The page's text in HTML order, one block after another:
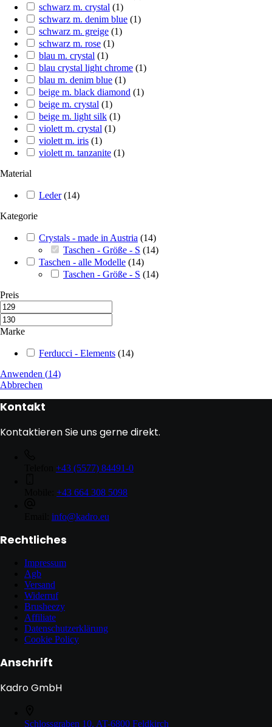
schwarz m. crystal (1)
schwarz m. denim blue (1)
schwarz m. greige (1)
schwarz m. rose (1)
blau m. crystal (1)
blau crystal light chrome (1)
blau m. denim blue (1)
beige m. black diamond (1)
beige m. crystal (1)
beige m. light silk (1)
violett m. crystal (1)
violett m. iris (1)
violett m. tanzanite (1)
Material
Leder (14)
Kategorie
Crystals - made in Austria (14)
Taschen - Größe - S (14)
Taschen - alle Modelle (14)
Taschen - Größe - S (14)
Preis
Marke
Ferducci - Elements (14)
Anwenden (14)
Abbrechen
Kontakt
Kontaktieren Sie uns gerne direkt.
+43 (5577) 84491-0
+43 664 308 5098
info@kadro.eu
Rechtliches
Impressum
Agb
Versand
Widerruf
Brusheezy
Affiliate
Datenschutzerklärung
Cookie Policy
Anschrift
Kadro GmbH
Schlossgraben 10, AT-6800 Feldkirch